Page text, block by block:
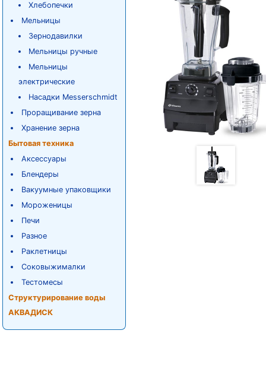
Хлебопечки
Мельницы
Зернодавилки
Мельницы ручные
Мельницы
электрические
Насадки Messerschmidt
Проращивание зерна
Хранение зерна
Бытовая техника
Аксессуары
Блендеры
Вакуумные упаковщики
Мороженицы
Печи
Разное
Раклетницы
Соковыжималки
Тестомесы
Структурирование воды
АКВАДИСК